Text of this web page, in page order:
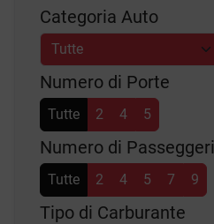
Categoria Auto
Numero di Porte
Tutte 2 4 5
Numero di Passeggeri
Tutte 2 4 5 7 9
Tipo di Carburante